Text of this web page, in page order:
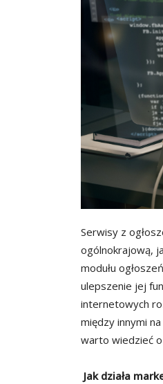
Serwisy z
ogólnokrajową,
modułu
ulepszenie jej
internetowych
między innymi
warto wiedzieć
Jak działa